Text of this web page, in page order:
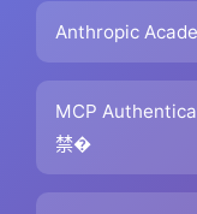
Anthropic
MCP
禁�